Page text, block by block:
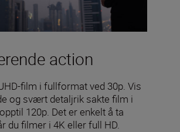
action
film i fullformat ved 30p. Vis
og svært detaljrik sakte film i
120p. Det er enkelt å ta
du filmer i 4K eller full HD.